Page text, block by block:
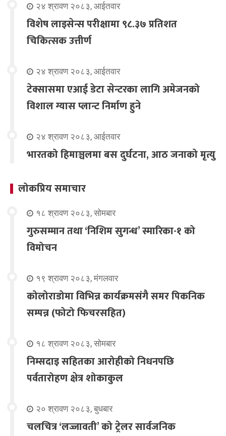
२४ श्रावण २०८३, आईतवार
विशेष लाइसेन्स परीक्षामा ९८.३७ प्रतिशत
चिकित्सक उत्तीर्ण
२४ श्रावण २०८३, आईतवार
टेक्सासमा एआई डेटा सेन्टरका लागि अमेजनको
विशाल ग्यास प्लान्ट निर्माण हुने
२४ श्रावण २०८३, आईतवार
भारतको हिमाञ्चलमा बस दुर्घटना, आठ जनाको मृत्यु
लोकप्रिय समाचार
१८ श्रावण २०८३, सोमबार
गुरुसम्मान तथा ‘निशिम सुगन्ध’ स्मारिका-१ को
विमोचन
१९ श्रावण २०८३, मंगलवार
कोलोराडोमा विभिन्न कार्यक्रमसंगै समर पिकनिक
सम्पन्न (फोटो फिचरसहित)
१८ श्रावण २०८३, सोमबार
निम्सदाइ सहितका आरोहीको निधनपछि
पर्वतारोहण क्षेत्र शोकाकुल
२० श्रावण २०८३, बुधबार
चलचित्र ‘लज्जावती’ को ट्रेलर सार्वजनिक